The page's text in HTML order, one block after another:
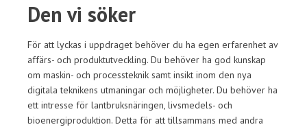
Den vi söker
För att lyckas i uppdraget behöver du ha egen erfarenhet av
affärs- och produktutveckling. Du behöver ha god kunskap
om maskin- och processteknik samt insikt inom den nya
digitala teknikens utmaningar och möjligheter. Du behöver ha
ett intresse för lantbruksnäringen, livsmedels- och
bioenergiproduktion. Detta för att tillsammans med andra